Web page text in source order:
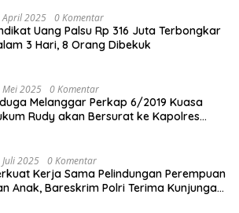
April 2025 0 Komentar
Uang Palsu Rp 316 Juta Terbongkar
3 Hari, 8 Orang Dibekuk
Mei 2025 0 Komentar
Melanggar Perkap 6/2019 Kuasa
Rudy akan Bersurat ke Kapolres
2025 0 Komentar
Kerja Sama Pelindungan Perempuan
Anak, Bareskrim Polri Terima Kunjungan